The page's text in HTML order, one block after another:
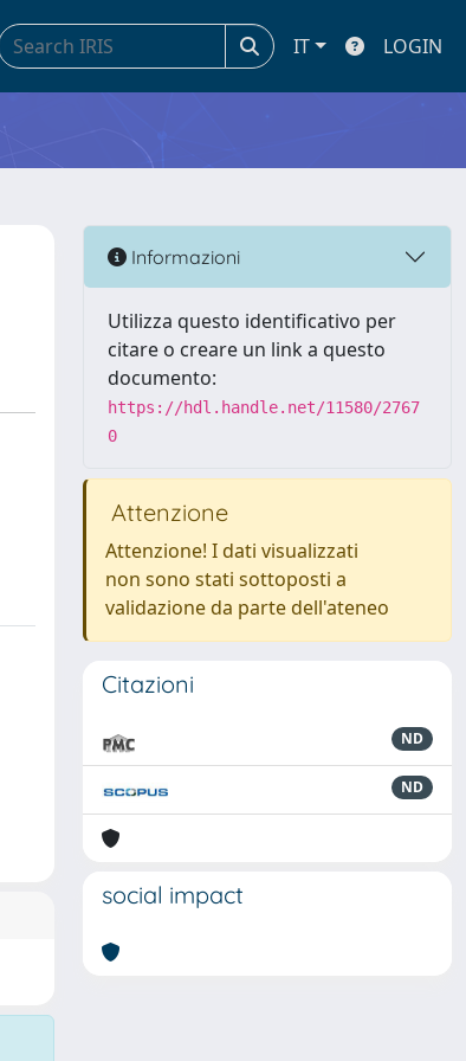
IT LOGIN
Informazioni
Utilizza questo identificativo per
citare o creare un link a questo
documento:
https://hdl.handle.net/11580/2767
0
Attenzione
Attenzione! I dati visualizzati
non sono stati sottoposti a
validazione da parte dell'ateneo
Citazioni
ND
ND
social impact